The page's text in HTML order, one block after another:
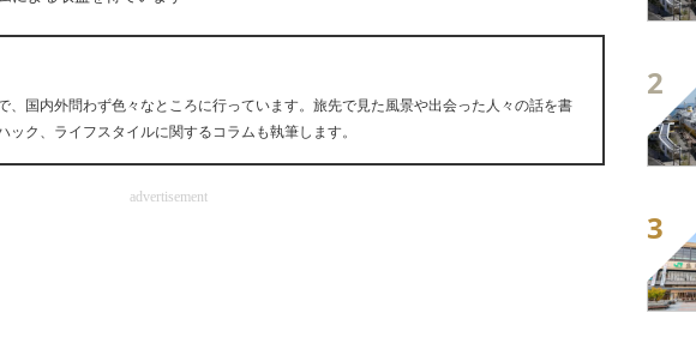
、国内外問わず色々なところに行っています。旅先で見た風景や出会った人々の話を書
ック、ライフスタイルに関するコラムも執筆します。
advertisement
2
3